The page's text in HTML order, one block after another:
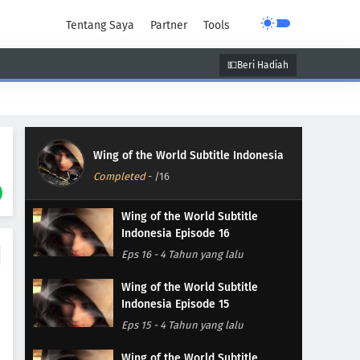
Tentang Saya Partner Tools
💵Beri Hadiah
Wing of the World Subtitle Indonesia
Completed- /16
Wing of the World Subtitle
Indonesia Episode 16
Eps 16- 4 Tahun yang lalu
Wing of the World Subtitle
Indonesia Episode 15
Eps 15- 4 Tahun yang lalu